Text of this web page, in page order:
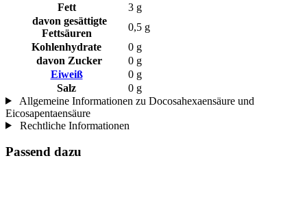
Fett
3 g
davon gesättigte
Fettsäuren
0,5 g
Kohlenhydrate
0 g
davon Zucker
0 g
Eiweiß
0 g
Salz
0 g
Allgemeine Informationen zu Docosahexaensäure und
Eicosapentaensäure
Rechtliche Informationen
Passend dazu